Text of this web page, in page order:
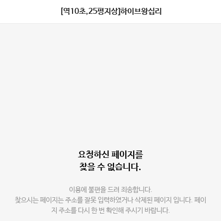
[역10초,25평지상]하이브왕십리
요청하신 페이지를
찾을 수 없습니다.
이용에 불편을 드려 죄송합니다.
찾으시는 페이지는 주소를 잘못 입력하였거나 삭제된 페이지 입니다. 페이
지 주소를 다시 한 번 확인해 주시기 바랍니다.